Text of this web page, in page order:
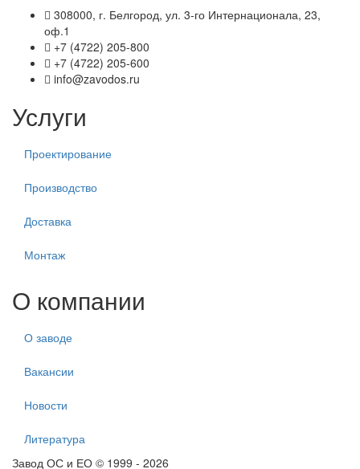
308000, г. Белгород, ул. 3-го Интернационала, 23,
оф.1
+7 (4722) 205-800
+7 (4722) 205-600
info@zavodos.ru
Услуги
Проектирование
Производство
Доставка
Монтаж
О компании
О заводе
Вакансии
Новости
Литература
Завод ОС и ЕО © 1999 - 2026